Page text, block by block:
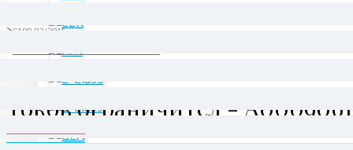
C190 03/2015 -
Токов ограничител -